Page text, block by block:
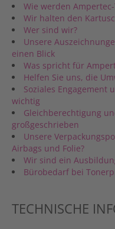
Wie werden
Wir halten den
Wer sind wir?
Unsere
einen Blick
Was spricht für
Helfen Sie uns, die
Soziales Engagement
wichtig
Gleichberechtigung
großgeschrieben
Unsere
Airbags und Folie?
Wir sind ein
Bürobedarf bei
TECHNISCHE